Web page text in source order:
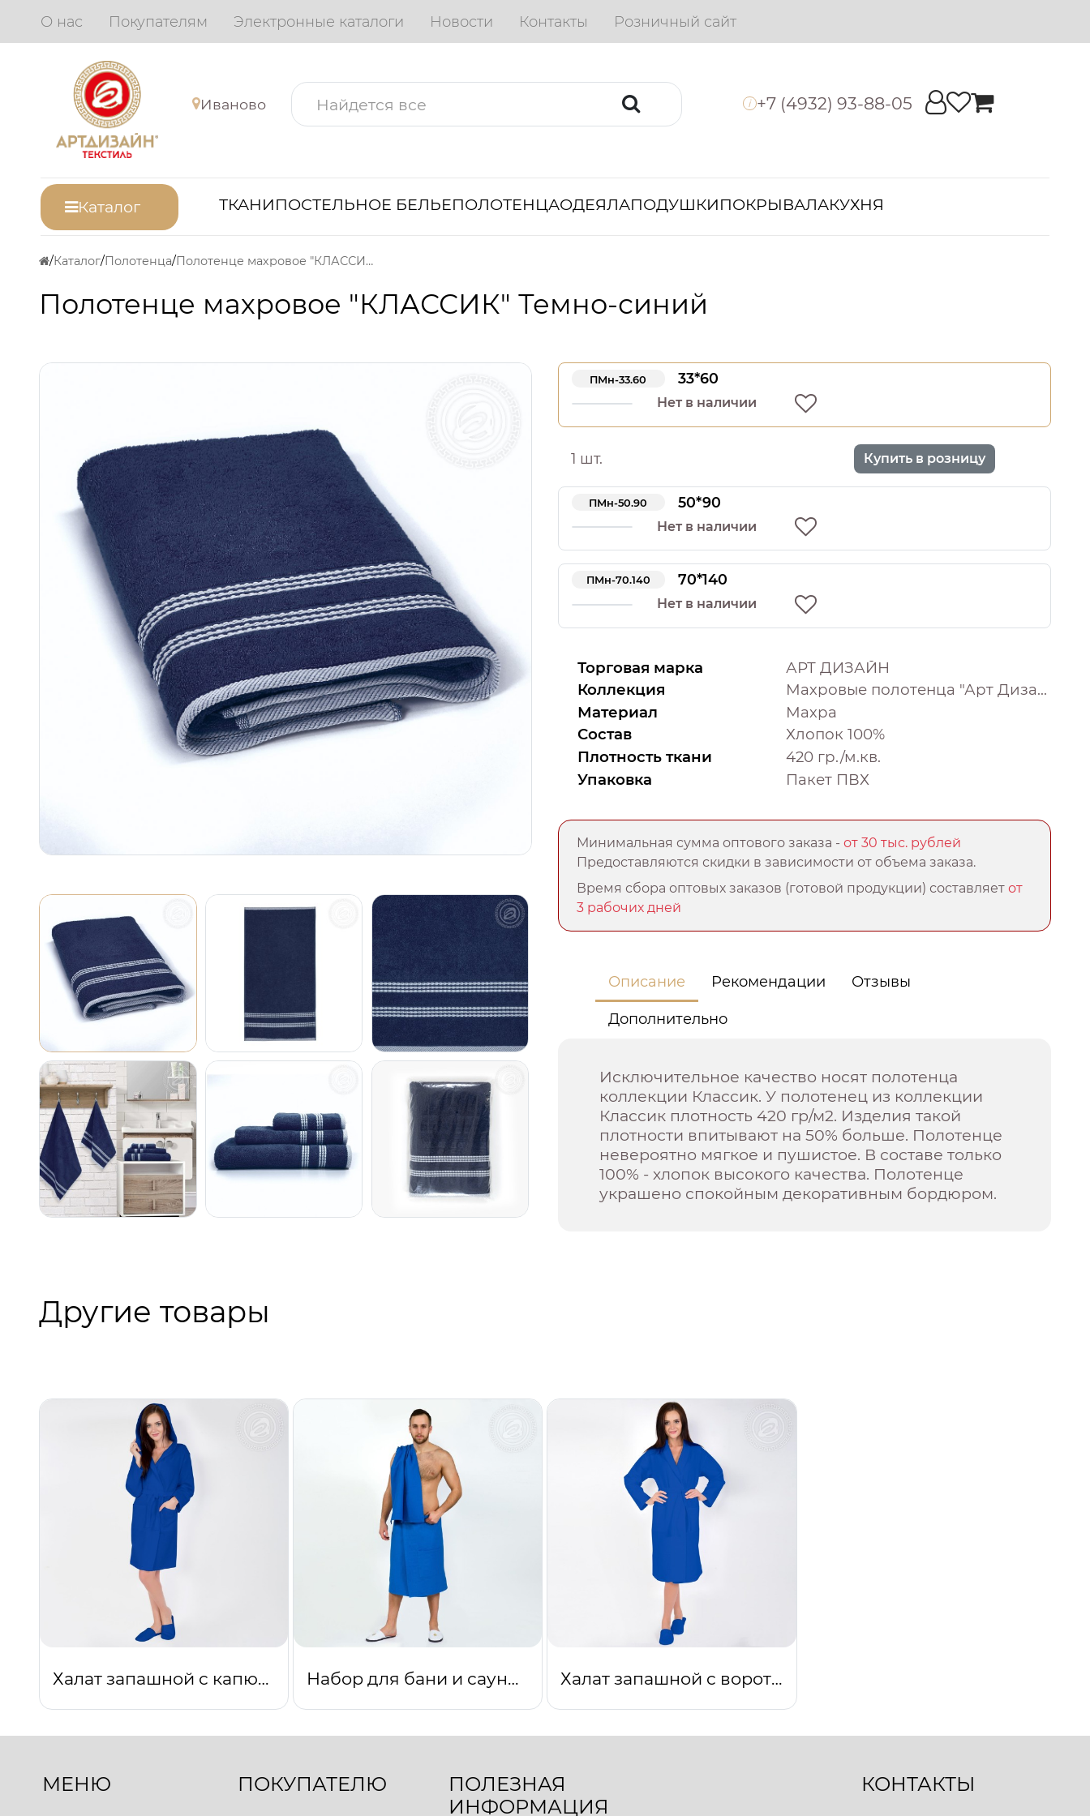
О нас Покупателям Электронные каталоги Новости Контакты Розничный сайт
Иваново i +7 (4932) 93-88-05
Каталог ТКАНИПОСТЕЛЬНОЕ БЕЛЬЕПОЛОТЕНЦАОДЕЯЛАПОДУШКИПОКРЫВАЛАКУХНЯ
Каталог Полотенца Полотенце махровое "КЛАССИК" Темно-синий
Полотенце махровое "КЛАССИК" Темно-синий
ПМн-33.60 33*60
Нет в наличии
1 шт. Купить в розницу
ПМн-50.90 50*90
Нет в наличии
ПМн-70.140 70*140
Нет в наличии
Торговая марка
АРТ ДИЗАЙН
Коллекция
Махровые полотенца "Арт Дизайн" (Россия)
Материал
Махра
Состав
Хлопок 100%
Плотность ткани
420 гр./м.кв.
Упаковка
Пакет ПВХ
Минимальная сумма оптового заказа -от 30 тыс. рублей
Предоставляются скидки в зависимости от объема заказа.
Время сбора оптовых заказов (готовой продукции) составляетот
3 рабочих дней
Описание Рекомендации Отзывы
Дополнительно
Исключительное качество носят полотенца
коллекции Классик. У полотенец из коллекции
Классик плотность 420 гр/м2. Изделия такой
плотности впитывают на 50% больше. Полотенце
невероятно мягкое и пушистое. В составе только
100% - хлопок высокого качества. Полотенце
украшено спокойным декоративным бордюром.
Другие товары
Халат запашной с капюшоном (синий) Набор для бани и сауны мужской синий Халат запашной с воротником (синий)
МЕНЮ ПОКУПАТЕЛЮ
ПОЛЕЗНАЯ
ИНФОРМАЦИЯ
КОНТАКТЫ